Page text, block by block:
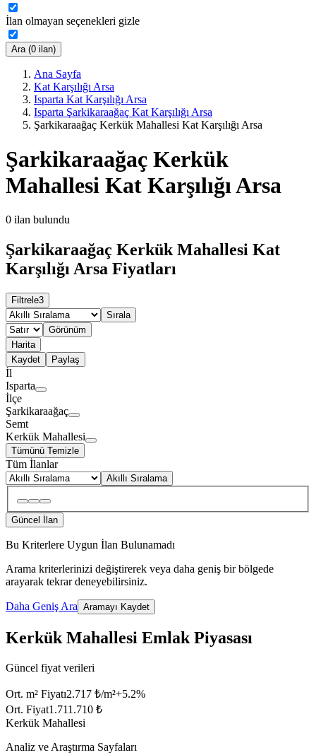
İlan olmayan seçenekleri gizle
Ara (0 ilan)
Ana Sayfa
Kat Karşılığı Arsa
Isparta Kat Karşılığı Arsa
Isparta Şarkikaraağaç Kat Karşılığı Arsa
Şarkikaraağaç Kerkük Mahallesi Kat Karşılığı Arsa
Şarkikaraağaç Kerkük
Mahallesi Kat Karşılığı Arsa
0 ilan bulundu
Şarkikaraağaç Kerkük Mahallesi Kat
Karşılığı Arsa Fiyatları
Filtrele3
Sırala
Görünüm
Harita
Kaydet
Paylaş
İl
Isparta
İlçe
Şarkikaraağaç
Semt
Kerkük Mahallesi
Tümünü Temizle
Tüm İlanlar
Akıllı Sıralama
Güncel İlan
Bu Kriterlere Uygun İlan Bulunamadı
Arama kriterlerinizi değiştirerek veya daha geniş bir bölgede
arayarak tekrar deneyebilirsiniz.
Daha Geniş Ara Aramayı Kaydet
Kerkük Mahallesi Emlak Piyasası
Güncel fiyat verileri
Ort. m² Fiyatı2.717 ₺/m²+5.2%
Ort. Fiyat1.711.710 ₺
Kerkük Mahallesi
Analiz ve Araştırma Sayfaları